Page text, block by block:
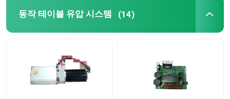
연락처
테이블 악세서리를 운영하기
동작 테이블 유압 시스템 (14)